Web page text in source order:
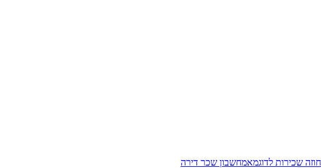
חוזה שכירות לדוגמאמחשבון שכר דירה